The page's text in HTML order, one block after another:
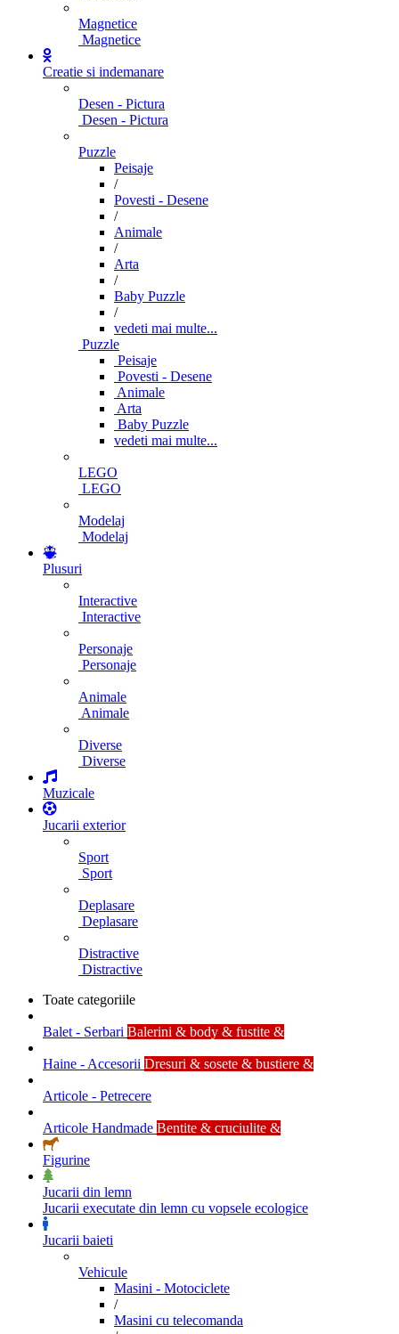
Magnetice
Magnetice
Creatie si indemanare
Desen - Pictura
Desen - Pictura
Puzzle
Peisaje
/
Povesti - Desene
/
Animale
/
Arta
/
Baby Puzzle
/
vedeti mai multe...
Puzzle
Peisaje
Povesti - Desene
Animale
Arta
Baby Puzzle
vedeti mai multe...
LEGO
LEGO
Modelaj
Modelaj
Plusuri
Interactive
Interactive
Personaje
Personaje
Animale
Animale
Diverse
Diverse
Muzicale
Jucarii exterior
Sport
Sport
Deplasare
Deplasare
Distractive
Distractive
Toate categoriile
Balet - Serbari Balerini & body & fustite &
Haine - Accesorii Dresuri & sosete & bustiere &
Articole - Petrecere
Articole Handmade Bentite & cruciulite &
Figurine
Jucarii din lemn
Jucarii executate din lemn cu vopsele ecologice
Jucarii baieti
Vehicule
Masini - Motociclete
/
Masini cu telecomanda